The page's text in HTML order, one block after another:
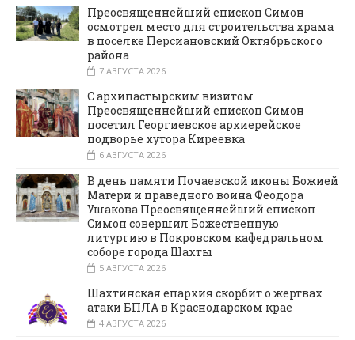
Преосвященнейший епископ Симон
осмотрел место для строительства храма
в поселке Персиановский Октябрьского
района
7 АВГУСТА 2026
С архипастырским визитом
Преосвященнейший епископ Симон
посетил Георгиевское архиерейское
подворье хутора Киреевка
6 АВГУСТА 2026
В день памяти Почаевской иконы Божией
Матери и праведного воина Феодора
Ушакова Преосвященнейший епископ
Симон совершил Божественную
литургию в Покровском кафедральном
соборе города Шахты
5 АВГУСТА 2026
Шахтинская епархия скорбит о жертвах
атаки БПЛА в Краснодарском крае
4 АВГУСТА 2026